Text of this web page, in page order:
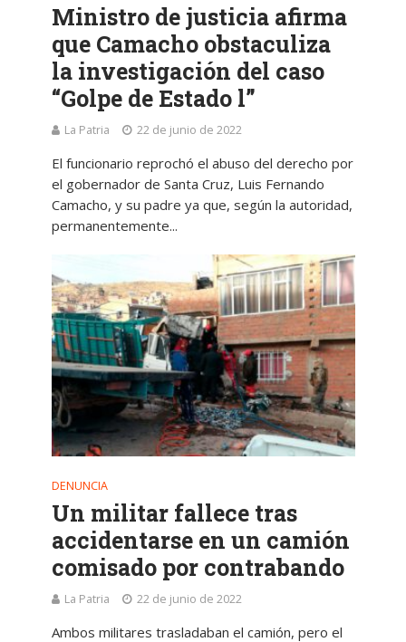
Ministro de justicia afirma
que Camacho obstaculiza
la investigación del caso
“Golpe de Estado l”
La Patria 22 de junio de 2022
El funcionario reprochó el abuso del derecho por
el gobernador de Santa Cruz, Luis Fernando
Camacho, y su padre ya que, según la autoridad,
permanentemente...
DENUNCIA
Un militar fallece tras
accidentarse en un camión
comisado por contrabando
La Patria 22 de junio de 2022
Ambos militares trasladaban el camión, pero el